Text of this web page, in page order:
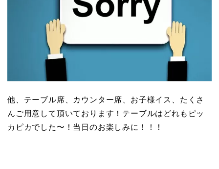
他、テーブル席、カウンター席、お子様イス、たくさ
んご用意して頂いております！テーブルはどれもピッ
カピカでした〜！当日のお楽しみに！！！